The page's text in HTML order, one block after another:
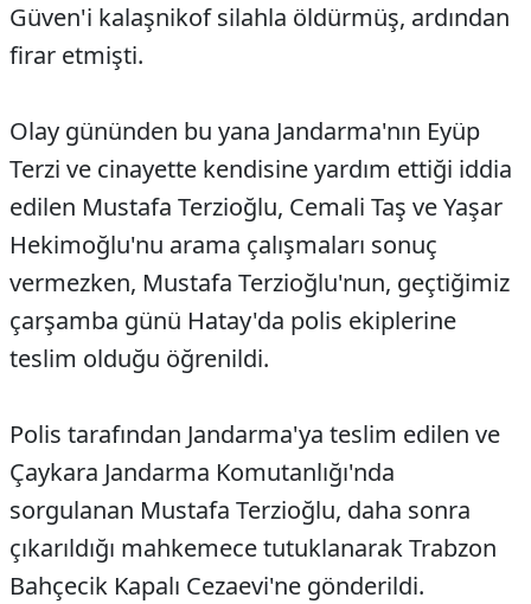
Güven'i kalaşnikof silahla öldürmüş, ardından
firar etmişti.
Olay gününden bu yana Jandarma'nın Eyüp
Terzi ve cinayette kendisine yardım ettiği iddia
edilen Mustafa Terzioğlu, Cemali Taş ve Yaşar
Hekimoğlu'nu arama çalışmaları sonuç
vermezken, Mustafa Terzioğlu'nun, geçtiğimiz
çarşamba günü Hatay'da polis ekiplerine
teslim olduğu öğrenildi.
Polis tarafından Jandarma'ya teslim edilen ve
Çaykara Jandarma Komutanlığı'nda
sorgulanan Mustafa Terzioğlu, daha sonra
çıkarıldığı mahkemece tutuklanarak Trabzon
Bahçecik Kapalı Cezaevi'ne gönderildi.